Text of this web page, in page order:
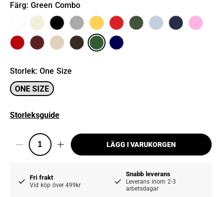
Färg: Green Combo
Storlek: One Size
ONE SIZE
Storleksguide
LÄGG I VARUKORGEN
Fri frakt
Vid köp över 499kr
Snabb leverans
Leverans inom 2-3
arbetsdagar